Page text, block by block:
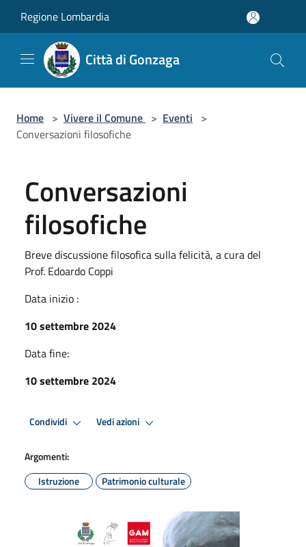
Regione Lombardia
Città di Gonzaga
Home > Vivere il Comune > Eventi >
Conversazioni filosofiche
Conversazioni
filosofiche
Breve discussione filosofica sulla felicità, a cura del
Prof. Edoardo Coppi
Data inizio :
10 settembre 2024
Data fine:
10 settembre 2024
Condividi Vedi azioni
Argomenti:
Istruzione
Patrimonio culturale